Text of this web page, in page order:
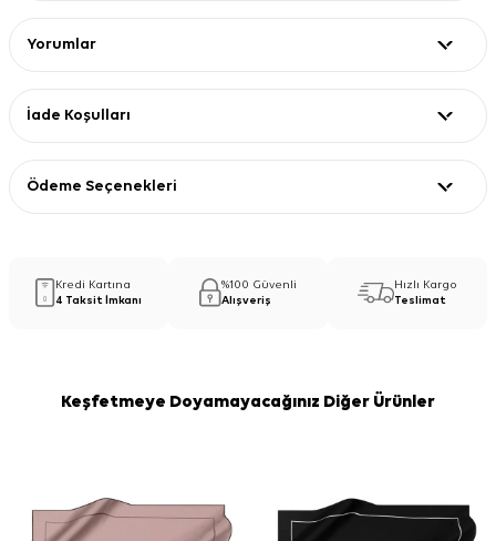
Yorumlar
İade Koşulları
Ödeme Seçenekleri
Kredi Kartına
4 Taksit İmkanı
%100 Güvenli
Alışveriş
Hızlı Kargo
Teslimat
Keşfetmeye Doyamayacağınız Diğer Ürünler